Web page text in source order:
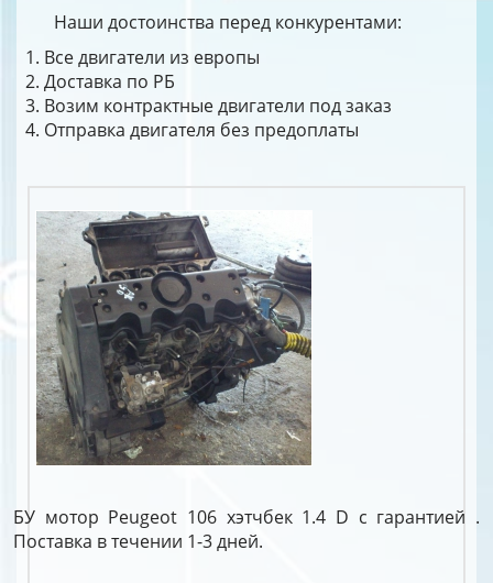
Наши достоинства перед конкурентами:
Все двигатели из европы
Доставка по РБ
Возим контрактные двигатели под заказ
Отправка двигателя без предоплаты
БУ мотор Peugeot 106 хэтчбек 1.4 D c гарантией .
Поставка в течении 1-3 дней.